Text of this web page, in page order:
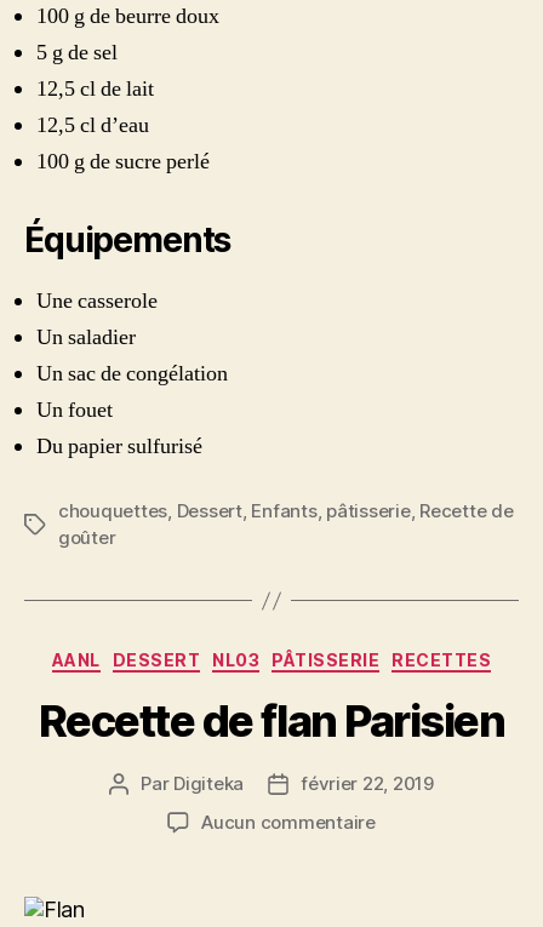
100 g de beurre doux
5 g de sel
12,5 cl de lait
12,5 cl d’eau
100 g de sucre perlé
Équipements
Une casserole
Un saladier
Un sac de congélation
Un fouet
Du papier sulfurisé
Étiquettes
chouquettes, Dessert, Enfants, pâtisserie, Recette de
goûter
Catégories
AANL DESSERT NL03 PÂTISSERIE RECETTES
Recette de flan Parisien
Auteur
l’article
Par Digiteka
Datefévrier 22, 2019
Aucun commentairesur